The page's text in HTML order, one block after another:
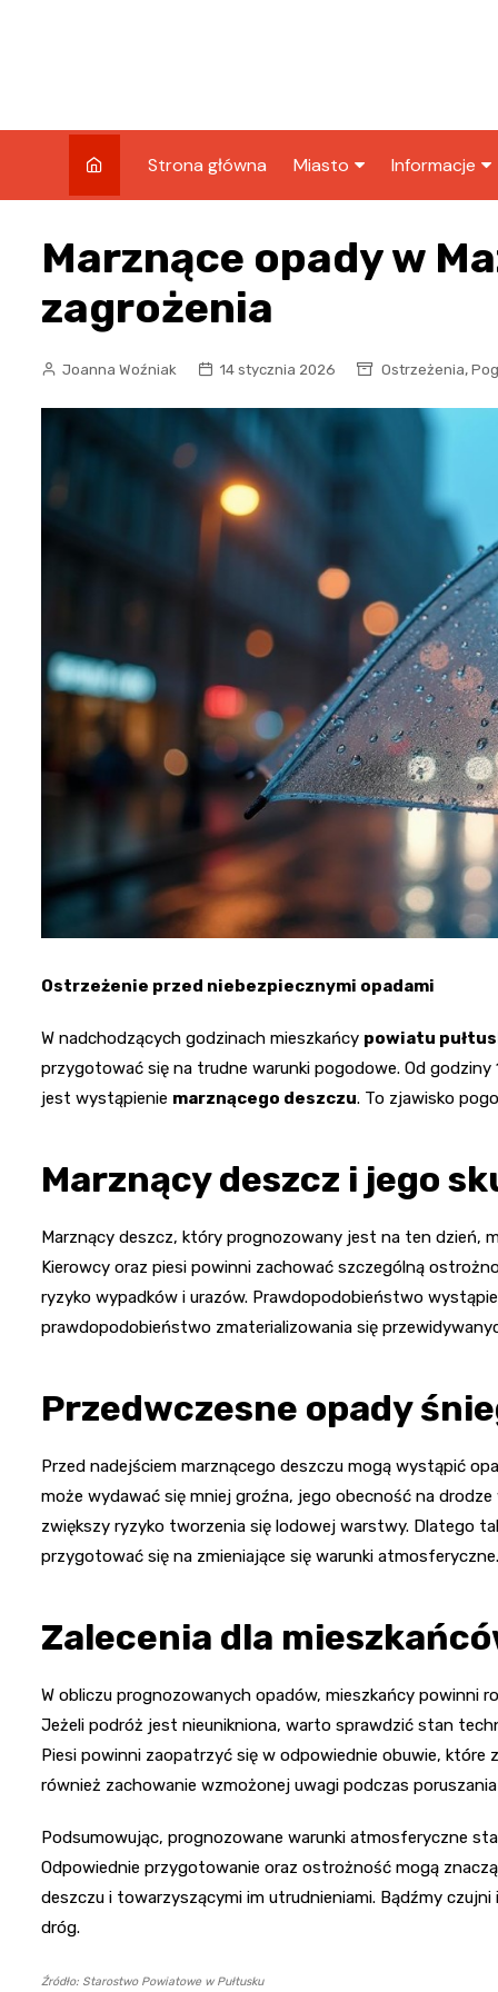
Strona główna Miasto
Wydarzenia
Informacje
Podróże
Marznące opady w
zagrożenia
Joanna Woźniak 14 stycznia 2026 Ostrzeżenia,
Ostrzeżenie przed niebezpiecznymi opadami
W nadchodzących godzinach mieszkańcy powiatu
przygotować się na trudne warunki pogodowe. Od
jest wystąpienie marznącego deszczu. To zjawisko
Marznący deszcz i jego
Marznący deszcz, który prognozowany jest na ten dzień,
Kierowcy oraz piesi powinni zachować szczególną
ryzyko wypadków i urazów. Prawdopodobieństwo
prawdopodobieństwo zmaterializowania się
Przedwczesne opady
Przed nadejściem marznącego deszczu mogą wystąpić
może wydawać się mniej groźna, jego obecność na
zwiększy ryzyko tworzenia się lodowej warstwy. Dlatego
przygotować się na zmieniające się warunki atmosferyczne.
Zalecenia dla
W obliczu prognozowanych opadów, mieszkańcy powinni
Jeżeli podróż jest nieunikniona, warto sprawdzić stan
Piesi powinni zaopatrzyć się w odpowiednie obuwie, które
również zachowanie wzmożonej uwagi podczas
Podsumowując, prognozowane warunki atmosferyczne
Odpowiednie przygotowanie oraz ostrożność mogą
deszczu i towarzyszącymi im utrudnieniami. Bądźmy
dróg.
Źródło: Starostwo Powiatowe w Pułtusku